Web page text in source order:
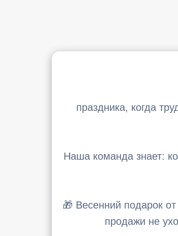
праздника, когда
Наша команда знает:
🎁 Весенний подарок
продажи не